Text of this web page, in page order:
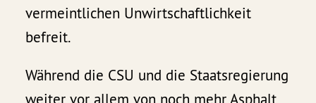
vermeintlichen Unwirtschaftlichkeit
befreit.
Während die CSU und die Staatsregierung